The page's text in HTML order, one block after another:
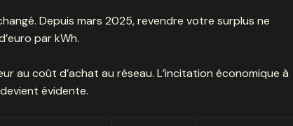
Depuis mars 2025, revendre votre surplus ne
par kWh.
au coût d’achat au réseau. L’incitation économique à
évidente.